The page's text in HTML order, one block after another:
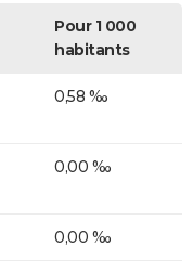
Pour 1 000
habitants
0,58 ‰
0,00 ‰
0,00 ‰